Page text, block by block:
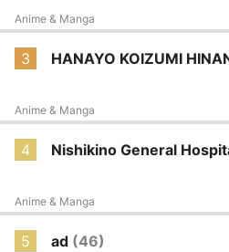
Anime & Manga
3 HANAYO KOIZUMI
Anime & Manga
4 Nishikino General
Anime & Manga
5 ad (46)